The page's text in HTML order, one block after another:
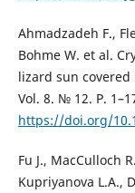
Ahmadzadeh F.,
Bohme W. et al.
lizard sun covered
Vol. 8. № 12. P.
https://doi.org/
Fu J., MacCulloch
Kupriyanova L.A.,